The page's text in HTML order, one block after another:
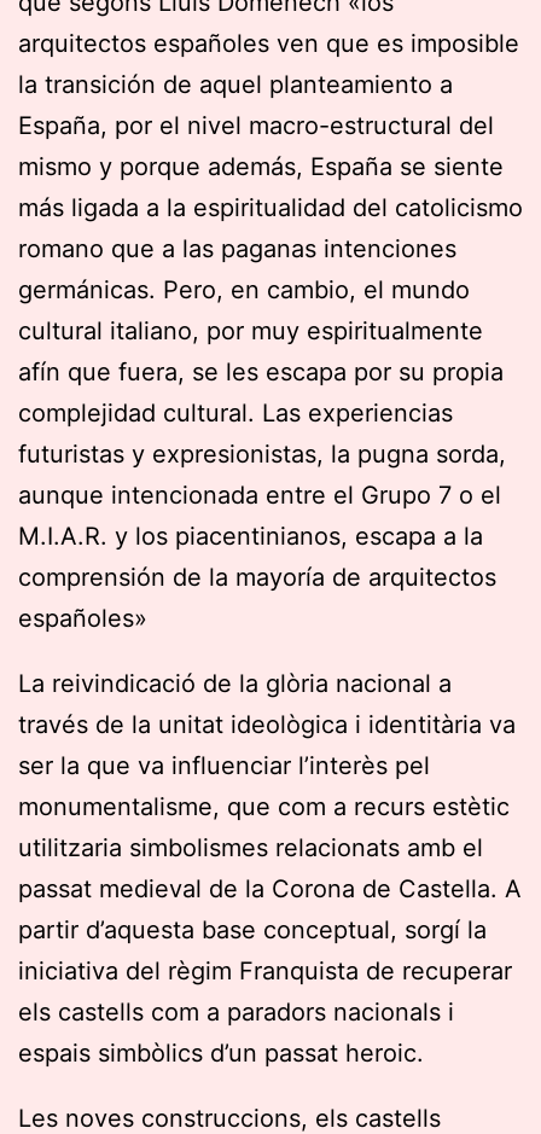
arquitectos españoles ven que es imposible
la transición de aquel planteamiento a
España, por el nivel macro-estructural del
mismo y porque además, España se siente
más ligada a la espiritualidad del catolicismo
romano que a las paganas intenciones
germánicas. Pero, en cambio, el mundo
cultural italiano, por muy espiritualmente
afín que fuera, se les escapa por su propia
complejidad cultural. Las experiencias
futuristas y expresionistas, la pugna sorda,
aunque intencionada entre el Grupo 7 o el
M.I.A.R. y los piacentinianos, escapa a la
comprensión de la mayoría de arquitectos
españoles»
La reivindicació de la glòria nacional a
través de la unitat ideològica i identitària va
ser la que va influenciar l’interès pel
monumentalisme, que com a recurs estètic
utilitzaria simbolismes relacionats amb el
passat medieval de la Corona de Castella. A
partir d’aquesta base conceptual, sorgí la
iniciativa del règim Franquista de recuperar
els castells com a paradors nacionals i
espais simbòlics d’un passat heroic.
Les noves construccions, els castells